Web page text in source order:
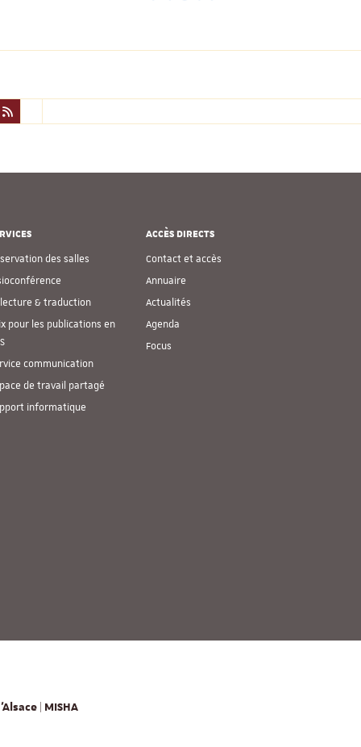
des salles
& traduction
pour les publications en
communication
de travail partagé
informatique
ACCÈS DIRECTS
Contact et accès
Annuaire
Actualités
Agenda
Focus
| MISHA